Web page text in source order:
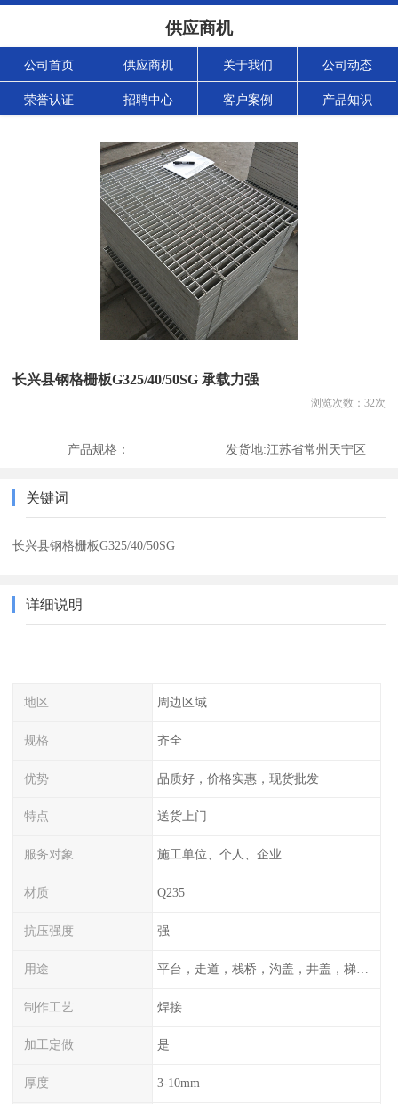
供应商机
公司首页 供应商机 关于我们 公司动态
荣誉认证 招聘中心 客户案例 产品知识
长兴县钢格栅板G325/40/50SG 承载力强
浏览次数： 32次
产品规格： 发货地:江苏省常州天宁区
关键词
长兴县钢格栅板G325/40/50SG
详细说明
地区 周边区域
规格 齐全
优势 品质好，价格实惠，现货批发
特点 送货上门
服务对象 施工单位、个人、企业
材质 Q235
抗压强度 强
用途 平台，走道，栈桥，沟盖，井盖，梯子，围栏等
制作工艺 焊接
加工定做 是
厚度 3-10mm